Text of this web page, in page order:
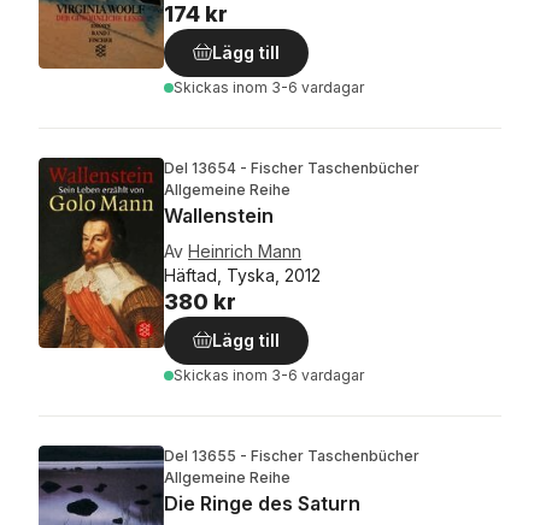
174 kr
Lägg till
Skickas inom 3-6 vardagar
Del 13654 - Fischer Taschenbücher
Allgemeine Reihe
Wallenstein
Av Heinrich Mann
Häftad, Tyska, 2012
380 kr
Lägg till
Skickas inom 3-6 vardagar
Del 13655 - Fischer Taschenbücher
Allgemeine Reihe
Die Ringe des Saturn